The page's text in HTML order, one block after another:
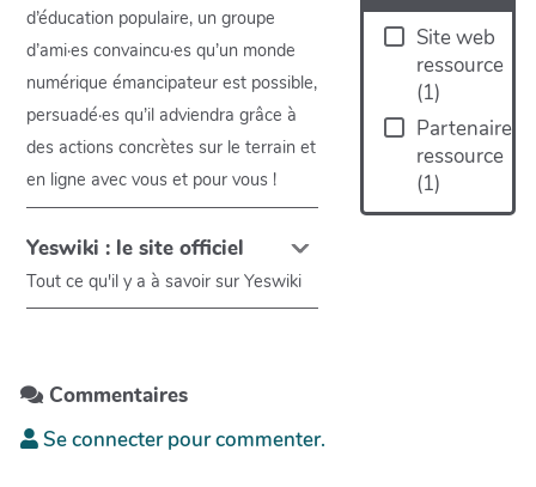
Site web
ressource
(1)
Partenaire
ressource
(1)
d’éducation populaire, un groupe
d’ami·es convaincu·es qu’un monde
numérique émancipateur est possible,
persuadé·es qu’il adviendra grâce à
des actions concrètes sur le terrain et
en ligne avec vous et pour vous !
Yeswiki : le site officiel
Tout ce qu'il y a à savoir sur Yeswiki
Commentaires
Se connecter pour commenter.